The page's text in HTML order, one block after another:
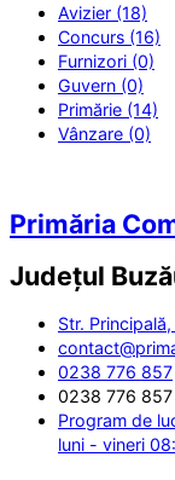
Avizier (18)
Concurs (16)
Furnizori (0)
Guvern (0)
Primărie (14)
Vânzare (0)
Primăria
Județul
Str.
0238 776 857
0238 776 857
Program de
luni - vineri